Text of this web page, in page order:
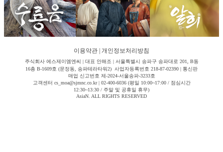
이용약관 개인정보처리방침
주식회사 에스제이엠엔씨 | 대표 안해조 | 서울특별시 송파구 송파대로 201, B동
16층 B-1609호 (문정동, 송파테라타워2) 사업자등록번호 218-87-02390 | 통신판
매업 신고번호 제-2024-서울송파-3233호
고객센터 cs_moa@sjmnc.co.kr | 02-400-6036 (평일 10:00~17:00 / 점심시간
12:30~13:30 / 주말 및 공휴일 휴무)
AsiaN. ALL RIGHTS RESERVED